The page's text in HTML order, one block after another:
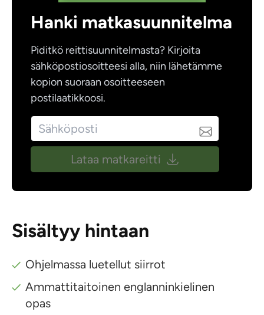
Hanki matkasuunnitelma
Piditkö reittisuunnitelmasta? Kirjoita
sähköpostiosoitteesi alla, niin lähetämme
kopion suoraan osoitteeseen
postilaatikkoosi.
Lataa matkareitti
Sisältyy hintaan
Ohjelmassa luetellut siirrot
Ammattitaitoinen englanninkielinen
opas